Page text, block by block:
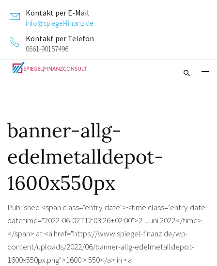
Kontakt per E-Mail
info@spiegel-finanz.de
Kontakt per Telefon
0661-90157496
banner-allg-
edelmetalldepot-
1600x550px
Published <span class="entry-date"><time class="entry-date"
datetime="2022-06-02T12:03:26+02:00">2. Juni 2022</time>
</span> at <a href="https://www.spiegel-finanz.de/wp-
content/uploads/2022/06/banner-allg-edelmetalldepot-
1600x550px.png">1600 × 550</a> in <a